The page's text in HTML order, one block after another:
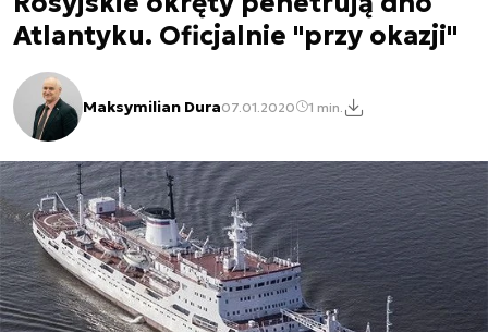
Atlantyku. Oficjalnie "przy okazji"
Maksymilian Dura07.01.2020 1 min.